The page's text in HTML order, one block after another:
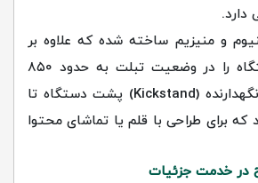
دارد.
و منیزیم ساخته شده که علاوه بر
استحکام، وزن دستگاه را در وضعیت تبلت به حدود ۸۵۰
گرم می‌رساند. پایه نگهدارنده (Kickstand) پشت دستگاه تا
که برای طراحی با قلم یا تماشای محتوا
خدمت جزئیات